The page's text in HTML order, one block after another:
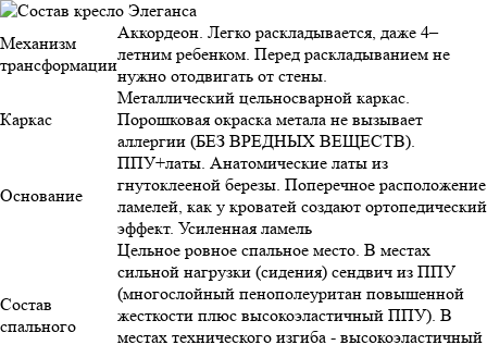
Механизм
трансформации
Аккордеон. Легко раскладывается, даже 4–
летним ребенком. Перед раскладыванием не
нужно отодвигать от стены.
Каркас
Металлический цельносварной каркас.
Порошковая окраска метала не вызывает
аллергии (БЕЗ ВРЕДНЫХ ВЕЩЕСТВ).
Основание
ППУ+латы. Анатомические латы из
гнутоклееной березы. Поперечное расположение
ламелей, как у кроватей создают ортопедический
эффект. Усиленная ламель
Состав
спального
Цельное ровное спальное место. В местах
сильной нагрузки (сидения) сендвич из ППУ
(многослойный пенополеуритан повышенной
жесткости плюс высокоэластичный ППУ). В
местах технического изгиба - высокоэластичный